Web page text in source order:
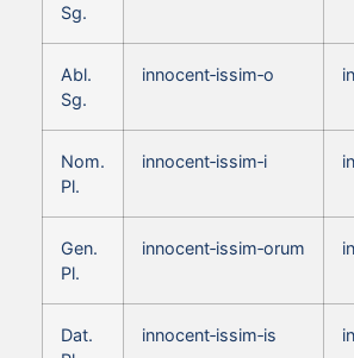
Sg.
Abl.
Sg.
innocent‑issim‑o
Nom.
Pl.
innocent‑issim‑i
Gen.
Pl.
innocent‑issim‑orum
Dat.
innocent‑issim‑is